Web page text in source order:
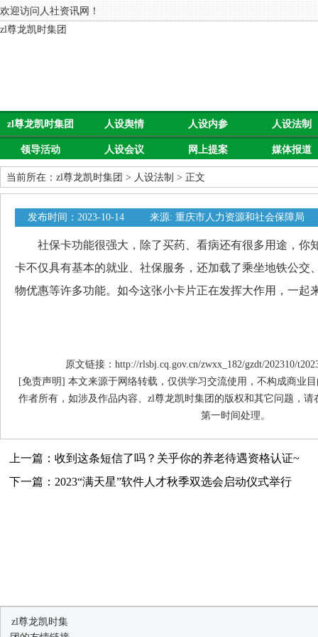
欢迎访问人社资讯网！
zl尊龙凯时集团
zl尊龙凯时集团 人设舆情 人设内参 人设法制
领导活动 人设会议 网上提案 媒体报道
当前所在： zl尊龙凯时集团 > 人设法制 > 正文
发布时间：2023-10-14 来源: 重庆市人力资源和社会保障局
社保卡功能很强大，除了买药、看病还有很多用途，你
卡不仅具有基本的就业、社保服务，还加载了乘坐地铁公交
物优惠等许多功能。如今这张小卡片正在发挥大作用，一起
原文链接：http://rlsbj.cq.gov.cn/zwxx_182/gzdt/202310/
[免责声明] 本文来源于网络转载，仅供学习交流使用，不构成商业
作者所有，如涉及作品内容、zl尊龙凯时集团的版权和其它问题，请
第一时间处理。
上一篇：收到这条短信了吗？关乎你的养老待遇资格认证~
下一篇：2023“满天星”软件人才秋季双选会启动仪式举行
zl尊龙凯时集